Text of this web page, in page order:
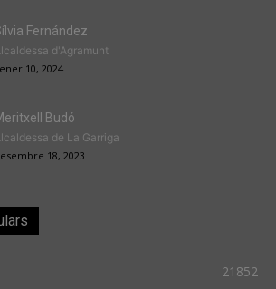
Fernández
d'Agramunt
10, 2024
Budó
de La Garriga
18, 2023
21852